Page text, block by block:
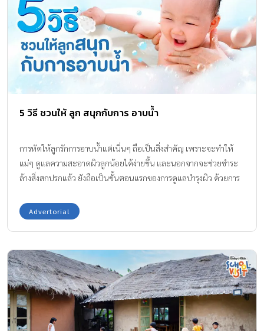
คุณแม่ให้นมบุตร ที่มีภาวะท่อน้ำนมอุดตัน ผลิตภัณฑ์นมสำหรับแม่ท้อง
Mommy Choice: […]
5 วิธี ชวนให้ ลูก สนุกกับการ อาบน้ำ
การหัดให้ลูกรักการอาบน้ำแต่เนิ่นๆ ถือเป็นสิ่งสำคัญ เพราะจะทำให้
แม่ๆ ดูแลความสะอาดผิวลูกน้อยได้ง่ายขึ้น และนอกจากจะช่วยชำระ
ล้างสิ่งสกปรกแล้ว ยังถือเป็นขั้นตอนแรกของการดูแลบำรุงผิว ด้วยการ
จากเด็กๆ มักจะผิวบอบบางแพ้ง่าย เพราะยังไม่มีการเจริญเติบโตที่
สมบูรณ์ เมื่อเจออะไรระคายเคือง ก็ทำให้ไม่สบายตัว งอแงได้ง่าย ทีม
1. เตรียมอุณหภูมิน้ำให้ไม่อุ่น หรือเย็นจนเกินไป น้ำร้อนเกินไปจะ
ทำให้ผิวบอบบางของลูกแห้ง ทำให้เกิดปัญหาการระคายเคืองตามมา
แต่ถ้าน้ำเย็นเกินไปก็จะทำให้ลูกรู้สึกหนาว ไม่อยากอาบน้ำ การให้ ลูก
อาบน้ำ อุณหภูมิห้องดีที่สุด สำหรับบ้านเราที่อากาศร้อน ควรอาบน้ำให้
ลูกวันละ 2-3ครั้ง ตอนสายกับตอนบ่ายและตอนเย็น 2. หาของเล่น
หรือนิทานลอยน้ำ เพื่อช่วยให้ลูกเพลิดเพลิน ชวนลูกให้มาสนุกกับการ
Advertorial